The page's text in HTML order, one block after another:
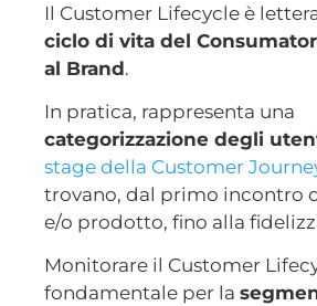
Il Customer Lifecycle è
ciclo di vita del
al Brand.
In pratica, rappresenta una
categorizzazione degli
stage della Customer
trovano, dal primo incontro
e/o prodotto, fino alla
Monitorare il Customer
fondamentale per la